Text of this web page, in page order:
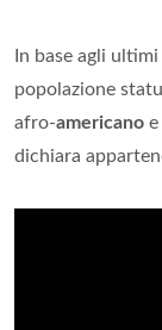
In base agli
popolazione
afro-americano
dichiara